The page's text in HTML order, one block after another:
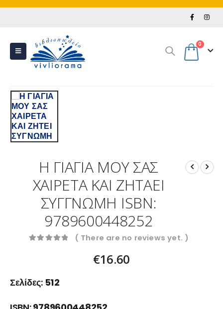
0
Η ΓΙΑΓΙΑ ΜΟΥ ΣΑΣ
ΧΑΙΡΕΤΑ ΚΑΙ ΖΗΤΑΕΙ
ΣΥΓΓΝΩΜΗ ISBN:
9789600448252
( There are no reviews yet. )
€16.60
Σελίδες: 512